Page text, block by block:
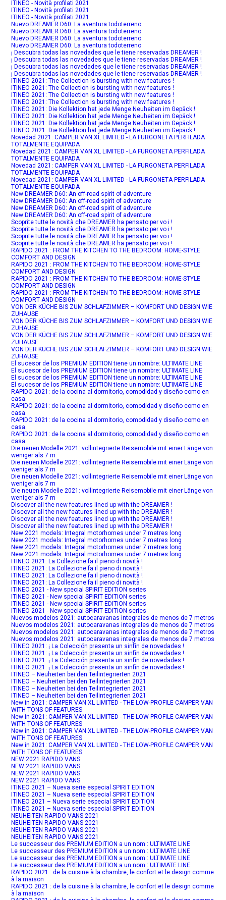
ITINEO - Novità profilati 2021
ITINEO - Novità profilati 2021
ITINEO - Novità profilati 2021
Nuevo DREAMER D60: La aventura todoterreno
Nuevo DREAMER D60: La aventura todoterreno
Nuevo DREAMER D60: La aventura todoterreno
Nuevo DREAMER D60: La aventura todoterreno
¡ Descubra todas las novedades que le tiene reservadas DREAMER !
¡ Descubra todas las novedades que le tiene reservadas DREAMER !
¡ Descubra todas las novedades que le tiene reservadas DREAMER !
¡ Descubra todas las novedades que le tiene reservadas DREAMER !
ITINEO 2021: The Collection is bursting with new features !
ITINEO 2021: The Collection is bursting with new features !
ITINEO 2021: The Collection is bursting with new features !
ITINEO 2021: The Collection is bursting with new features !
ITINEO 2021: Die Kollektion hat jede Menge Neuheiten im Gepäck !
ITINEO 2021: Die Kollektion hat jede Menge Neuheiten im Gepäck !
ITINEO 2021: Die Kollektion hat jede Menge Neuheiten im Gepäck !
ITINEO 2021: Die Kollektion hat jede Menge Neuheiten im Gepäck !
Novedad 2021: CAMPER VAN XL LIMITED - LA FURGONETA PERFILADA
TOTALMENTE EQUIPADA
Novedad 2021: CAMPER VAN XL LIMITED - LA FURGONETA PERFILADA
TOTALMENTE EQUIPADA
Novedad 2021: CAMPER VAN XL LIMITED - LA FURGONETA PERFILADA
TOTALMENTE EQUIPADA
Novedad 2021: CAMPER VAN XL LIMITED - LA FURGONETA PERFILADA
TOTALMENTE EQUIPADA
New DREAMER D60: An off-road spirit of adventure
New DREAMER D60: An off-road spirit of adventure
New DREAMER D60: An off-road spirit of adventure
New DREAMER D60: An off-road spirit of adventure
Scoprite tutte le novità che DREAMER ha pensato per vo i !
Scoprite tutte le novità che DREAMER ha pensato per vo i !
Scoprite tutte le novità che DREAMER ha pensato per vo i !
Scoprite tutte le novità che DREAMER ha pensato per vo i !
RAPIDO 2021 : FROM THE KITCHEN TO THE BEDROOM: HOME-STYLE
COMFORT AND DESIGN
RAPIDO 2021 : FROM THE KITCHEN TO THE BEDROOM: HOME-STYLE
COMFORT AND DESIGN
RAPIDO 2021 : FROM THE KITCHEN TO THE BEDROOM: HOME-STYLE
COMFORT AND DESIGN
RAPIDO 2021 : FROM THE KITCHEN TO THE BEDROOM: HOME-STYLE
COMFORT AND DESIGN
VON DER KÜCHE BIS ZUM SCHLAFZIMMER – KOMFORT UND DESIGN WIE
ZUHAUSE
VON DER KÜCHE BIS ZUM SCHLAFZIMMER – KOMFORT UND DESIGN WIE
ZUHAUSE
VON DER KÜCHE BIS ZUM SCHLAFZIMMER – KOMFORT UND DESIGN WIE
ZUHAUSE
VON DER KÜCHE BIS ZUM SCHLAFZIMMER – KOMFORT UND DESIGN WIE
ZUHAUSE
El sucesor de los PREMIUM EDITION tiene un nombre: ULTIMATE LINE
El sucesor de los PREMIUM EDITION tiene un nombre: ULTIMATE LINE
El sucesor de los PREMIUM EDITION tiene un nombre: ULTIMATE LINE
El sucesor de los PREMIUM EDITION tiene un nombre: ULTIMATE LINE
RAPIDO 2021: de la cocina al dormitorio, comodidad y diseño como en
casa.
RAPIDO 2021: de la cocina al dormitorio, comodidad y diseño como en
casa.
RAPIDO 2021: de la cocina al dormitorio, comodidad y diseño como en
casa.
RAPIDO 2021: de la cocina al dormitorio, comodidad y diseño como en
casa.
Die neuen Modelle 2021: vollintegrierte Reisemobile mit einer Länge von
weniger als 7 m
Die neuen Modelle 2021: vollintegrierte Reisemobile mit einer Länge von
weniger als 7 m
Die neuen Modelle 2021: vollintegrierte Reisemobile mit einer Länge von
weniger als 7 m
Die neuen Modelle 2021: vollintegrierte Reisemobile mit einer Länge von
weniger als 7 m
Discover all the new features lined up with the DREAMER !
Discover all the new features lined up with the DREAMER !
Discover all the new features lined up with the DREAMER !
Discover all the new features lined up with the DREAMER !
New 2021 models: Integral motorhomes under 7 metres long
New 2021 models: Integral motorhomes under 7 metres long
New 2021 models: Integral motorhomes under 7 metres long
New 2021 models: Integral motorhomes under 7 metres long
ITINEO 2021: La Collezione fa il pieno di novità !
ITINEO 2021: La Collezione fa il pieno di novità !
ITINEO 2021: La Collezione fa il pieno di novità !
ITINEO 2021: La Collezione fa il pieno di novità !
ITINEO 2021 - New special SPIRIT EDITION series
ITINEO 2021 - New special SPIRIT EDITION series
ITINEO 2021 - New special SPIRIT EDITION series
ITINEO 2021 - New special SPIRIT EDITION series
Nuevos modelos 2021: autocaravanas integrales de menos de 7 metros
Nuevos modelos 2021: autocaravanas integrales de menos de 7 metros
Nuevos modelos 2021: autocaravanas integrales de menos de 7 metros
Nuevos modelos 2021: autocaravanas integrales de menos de 7 metros
ITINEO 2021: ¡ La Colección presenta un sinfín de novedades !
ITINEO 2021: ¡ La Colección presenta un sinfín de novedades !
ITINEO 2021: ¡ La Colección presenta un sinfín de novedades !
ITINEO 2021: ¡ La Colección presenta un sinfín de novedades !
ITINEO – Neuheiten bei den Teilintegrierten 2021
ITINEO – Neuheiten bei den Teilintegrierten 2021
ITINEO – Neuheiten bei den Teilintegrierten 2021
ITINEO – Neuheiten bei den Teilintegrierten 2021
New in 2021: CAMPER VAN XL LIMITED - THE LOW-PROFILE CAMPER VAN
WITH TONS OF FEATURES
New in 2021: CAMPER VAN XL LIMITED - THE LOW-PROFILE CAMPER VAN
WITH TONS OF FEATURES
New in 2021: CAMPER VAN XL LIMITED - THE LOW-PROFILE CAMPER VAN
WITH TONS OF FEATURES
New in 2021: CAMPER VAN XL LIMITED - THE LOW-PROFILE CAMPER VAN
WITH TONS OF FEATURES
NEW 2021 RAPIDO VANS
NEW 2021 RAPIDO VANS
NEW 2021 RAPIDO VANS
NEW 2021 RAPIDO VANS
ITINEO 2021 – Nueva serie especial SPIRIT EDITION
ITINEO 2021 – Nueva serie especial SPIRIT EDITION
ITINEO 2021 – Nueva serie especial SPIRIT EDITION
ITINEO 2021 – Nueva serie especial SPIRIT EDITION
NEUHEITEN RAPIDO VANS 2021
NEUHEITEN RAPIDO VANS 2021
NEUHEITEN RAPIDO VANS 2021
NEUHEITEN RAPIDO VANS 2021
Le successeur des PREMIUM EDITION a un nom : ULTIMATE LINE
Le successeur des PREMIUM EDITION a un nom : ULTIMATE LINE
Le successeur des PREMIUM EDITION a un nom : ULTIMATE LINE
Le successeur des PREMIUM EDITION a un nom : ULTIMATE LINE
RAPIDO 2021 : de la cuisine à la chambre, le confort et le design comme
à la maison
RAPIDO 2021 : de la cuisine à la chambre, le confort et le design comme
à la maison